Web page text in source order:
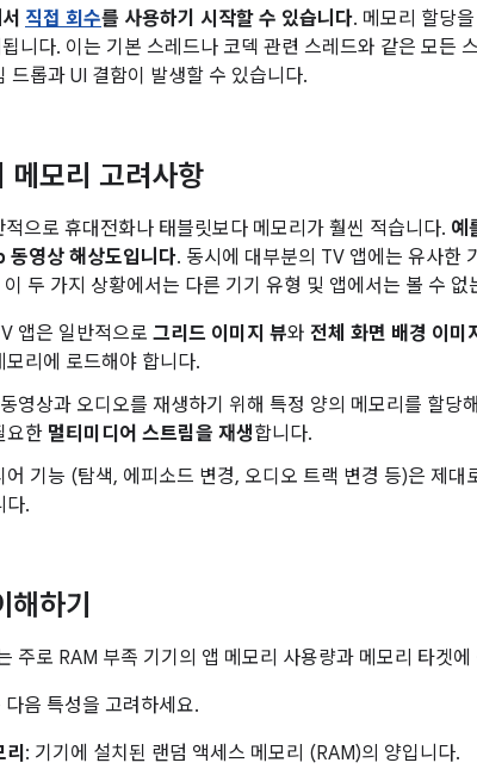
직접 회수를 사용하기 시작할 수 있습니다. 메모리 할당
니다. 이는 기본 스레드나 코덱 관련 스레드와 같은 모든
드롭과 UI 결함이 발생할 수 있습니다.
메모리 고려사항
으로 휴대전화나 태블릿보다 메모리가 훨씬 적습니다. 예
영상 해상도입니다. 동시에 대부분의 TV 앱에는 유사한
두 가지 상황에서는 다른 기기 유형 및 앱에서는 볼 수 없
앱은 일반적으로 그리드 이미지 뷰와 전체 화면 배경 이미
모리에 로드해야 합니다.
영상과 오디오를 재생하기 위해 특정 양의 메모리를 할당
요한 멀티미디어 스트림을 재생합니다.
어 기능 (탐색, 에피소드 변경, 오디오 트랙 변경 등)은 제
다.
하기
주로 RAM 부족 기기의 앱 메모리 사용량과 메모리 타겟에
음 특성을 고려하세요.
: 기기에 설치된 랜덤 액세스 메모리 (RAM)의 양입니다.